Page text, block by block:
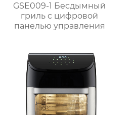
GSE009-1 Бесдымный
гриль с цифровой
панелью управления